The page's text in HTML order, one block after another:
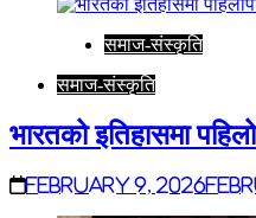
समाज-संस्कृति
समाज-संस्कृति
भारतको इतिहासमा
February 9, 2026